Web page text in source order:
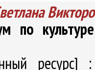
по
ресурс]